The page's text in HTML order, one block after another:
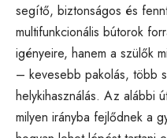
segítő, biztonságos és
multifunkcionális bútorok
igényeire, hanem a szülők
– kevesebb pakolás, több
helykihasználás. Az alábbi
milyen irányba fejlődnek a